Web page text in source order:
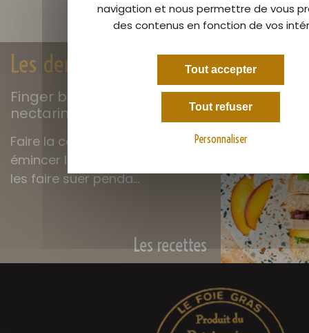
Les dernières recettes
Finger brioche au Foie Gras,
nectarine et oignons confits
Faire la compotée d’oignons :
émincer les oignons rouges et
les faire suer penda...
Les recettes
navigation et nous permettre de vous
des contenus en fonction de vos
Tout accepter
Tout refuser
Personnaliser